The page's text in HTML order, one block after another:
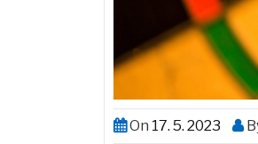
On 17. 5. 2023